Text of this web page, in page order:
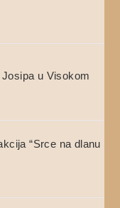
u Visokom
“Srce na dlanu